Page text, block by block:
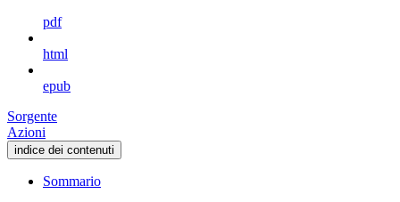
pdf
html
epub
Sorgente
Azioni
indice dei contenuti
Sommario